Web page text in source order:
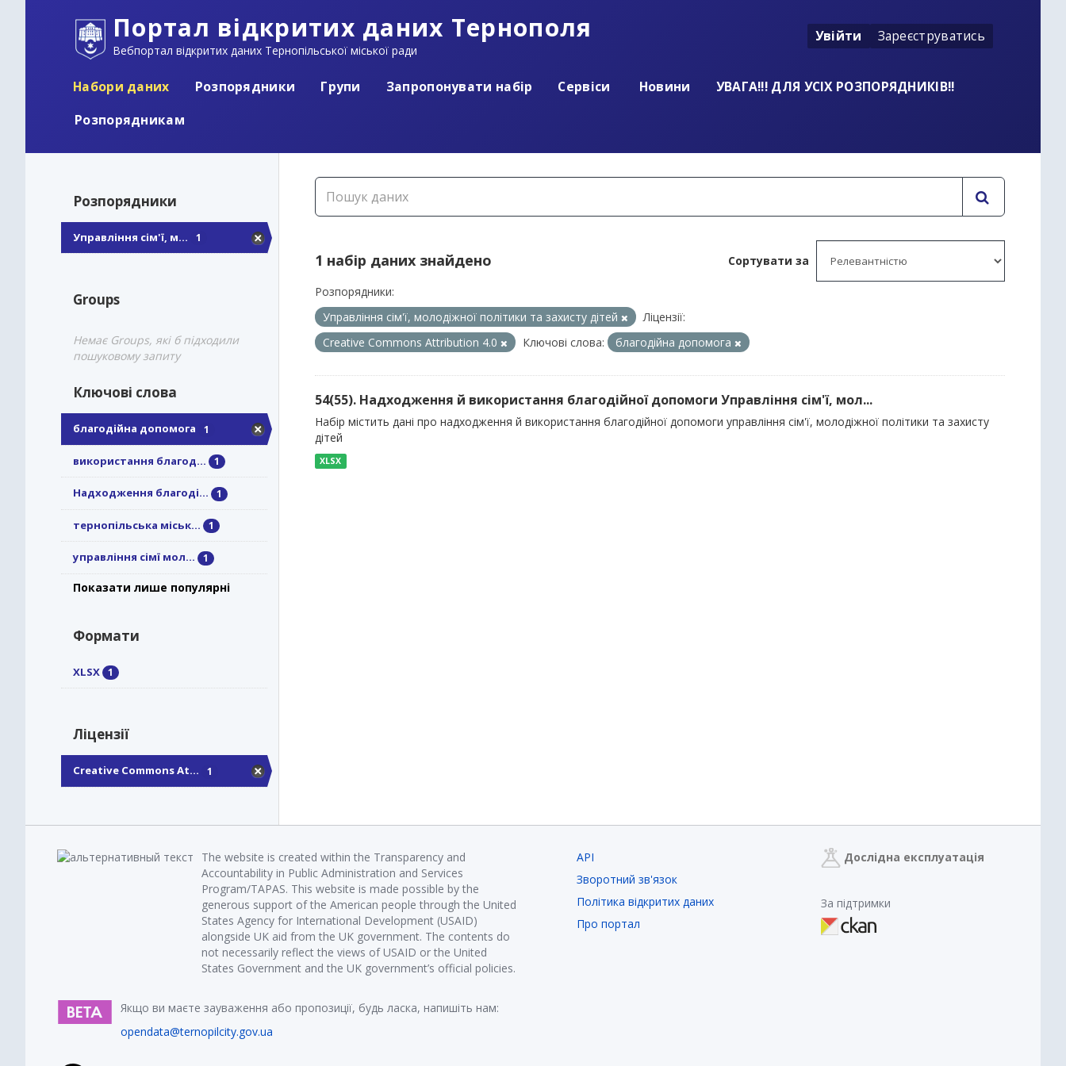
Портал відкритих даних Тернополя
Вебпортал відкритих даних Тернопільської міської ради
Увійти Зареєструватись
Набори даних Розпорядники Групи Запропонувати набір Сервіси Новини
УВАГА!!! ДЛЯ УСІХ РОЗПОРЯДНИКІВ!!
Розпорядникам
Розпорядники
Управління сім'ї, м... 1
Groups
Немає Groups, які б підходили
пошуковому запиту
Ключові слова
благодійна допомога 1
використання благод... 1
Надходження благоді... 1
тернопільська міськ... 1
управління сімї мол... 1
Показати лише популярні
Формати
XLSX 1
Ліцензії
Creative Commons At... 1
Сортувати за
1 набір даних знайдено
Розпорядники:
Управління сім'ї, молодіжної політики та захисту дітей
Ліцензії:
Creative Commons Attribution 4.0
Ключові слова: благодійна допомога
54(55). Надходження й використання благодійної допомоги Управління сім'ї, мол...
Набір містить дані про надходження й використання благодійної допомоги управління сім'ї, молодіжної політики та захисту
дітей
XLSX
The website is created within the Transparency and
Accountability in Public Administration and Services
Program/TAPAS. This website is made possible by the
generous support of the American people through the United
States Agency for International Development (USAID)
alongside UK aid from the UK government. The contents do
not necessarily reflect the views of USAID or the United
States Government and the UK government’s official policies.
Якщо ви маєте зауваження або пропозиції, будь ласка, напишіть нам:
opendata@ternopilcity.gov.ua
API
Зворотний зв'язок
Політика відкритих даних
Про портал
Дослідна експлуатація
За підтримки